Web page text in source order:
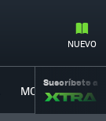
NUEVO
MOVILIDAD
Suscríbete a